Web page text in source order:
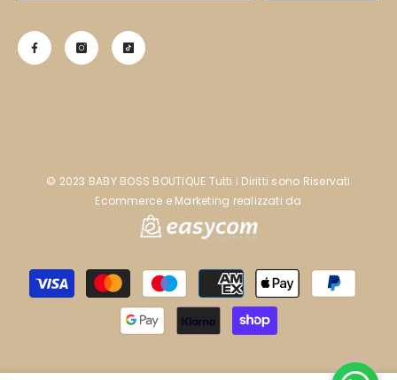
©️ 2023 BABY BOSS BOUTIQUE Tutti i Diritti sono Riservati
Ecommerce e Marketing realizzati da
Metodi
di
pagamento